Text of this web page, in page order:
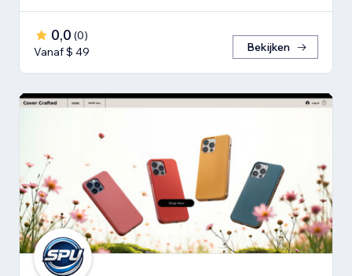
0,0 (0)
Vanaf $ 49
Bekijken